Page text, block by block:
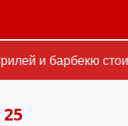
и барбекю